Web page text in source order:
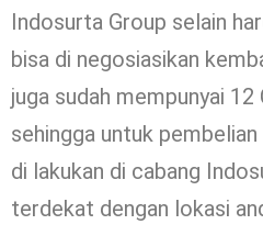
Indosurta Group selain
bisa di negosiasikan
juga sudah mempunyai
sehingga untuk
di lakukan di cabang
terdekat dengan lokasi